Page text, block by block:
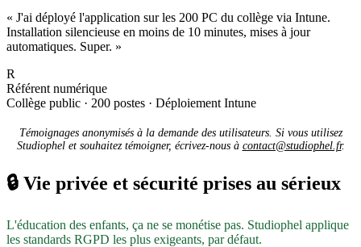
« J'ai déployé l'application sur les 200 PC du collège via Intune.
Installation silencieuse en moins de 10 minutes, mises à jour
automatiques. Super. »
R
Référent numérique
Collège public · 200 postes · Déploiement Intune
Témoignages anonymisés à la demande des utilisateurs. Si vous utilisez
Studiophel et souhaitez témoigner, écrivez-nous à contact@studiophel.fr.
🔒 Vie privée et sécurité prises au sérieux
L'éducation des enfants, ça ne se monétise pas. Studiophel applique
les standards RGPD les plus exigeants, par défaut.